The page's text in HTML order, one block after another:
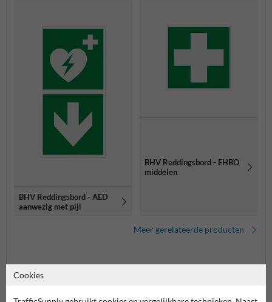
BHV Reddingsbord - AED
aanwezig met pijl
BHV Reddingsbord - EHBO
middelen
Meer gerelateerde producten
Productcategorieën in deze groep
Cookies